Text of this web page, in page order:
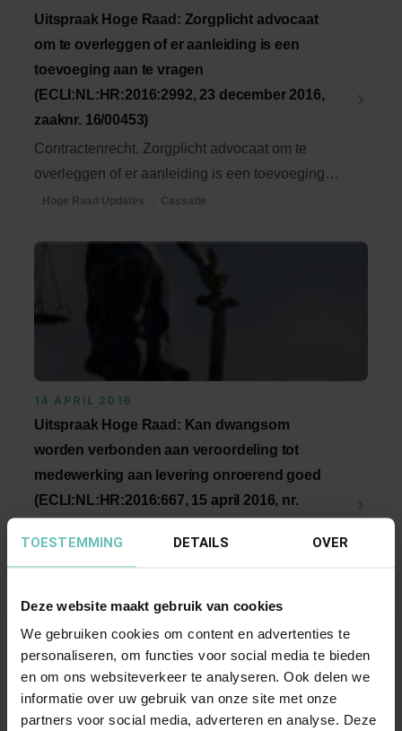
TOESTEMMING DETAILS OVER
Deze website maakt gebruik van cookies
We gebruiken cookies om content en advertenties te
personaliseren, om functies voor social media te bieden
en om ons websiteverkeer te analyseren. Ook delen we
informatie over uw gebruik van onze site met onze
partners voor social media, adverteren en analyse. Deze
Uitspraak Hoge Raad: Zorgplicht advocaat
om te overleggen of er aanleiding is een
toevoeging aan te vragen
(ECLI:NL:HR:2016:2992, 23 december 2016,
zaaknr. 16/00453)
Contractenrecht. Zorgplicht advocaat om te
overleggen of er aanleiding is een toevoeging
aan te ...
Hoge Raad Updates Cassatie
14 APRIL 2016
Uitspraak Hoge Raad: Kan dwangsom
worden verbonden aan veroordeling tot
medewerking aan levering onroerend goed
(ECLI:NL:HR:2016:667, 15 april 2016, nr.
onroerend ...
Hoge Raad Updates Cassatie